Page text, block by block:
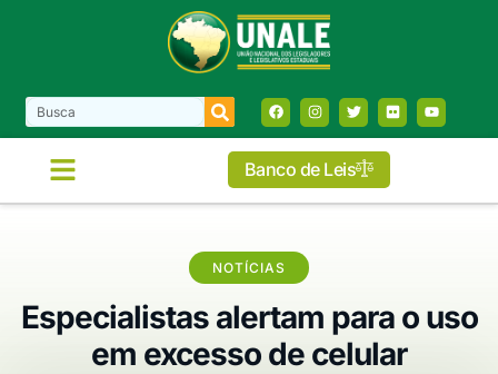
Banco de Leis
NOTÍCIAS
Especialistas alertam para o uso
em excesso de celular